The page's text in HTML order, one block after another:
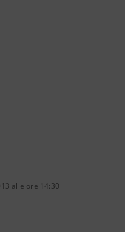
alle ore 14:30